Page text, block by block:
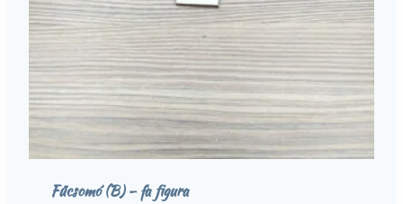
Fűcsomó (B) – fa figura